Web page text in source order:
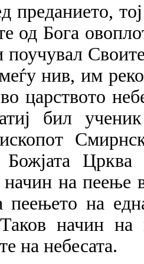
преданието,
од Бога
поучувал
нив, им
царството
бил
Божјата
на пеење
на
Таков начин
на небесата.